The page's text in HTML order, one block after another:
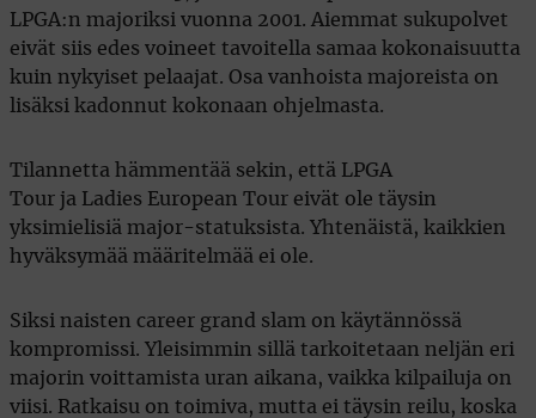
LPGA:n majoriksi vuonna 2001. Aiemmat sukupolvet
eivät siis edes voineet tavoitella samaa kokonaisuutta
kuin nykyiset pelaajat. Osa vanhoista majoreista on
lisäksi kadonnut kokonaan ohjelmasta.
Tilannetta hämmentää sekin, että LPGA
Tour ja Ladies European Tour eivät ole täysin
yksimielisiä major-statuksista. Yhtenäistä, kaikkien
hyväksymää määritelmää ei ole.
Siksi naisten career grand slam on käytännössä
kompromissi. Yleisimmin sillä tarkoitetaan neljän eri
majorin voittamista uran aikana, vaikka kilpailuja on
viisi. Ratkaisu on toimiva, mutta ei täysin reilu, koska